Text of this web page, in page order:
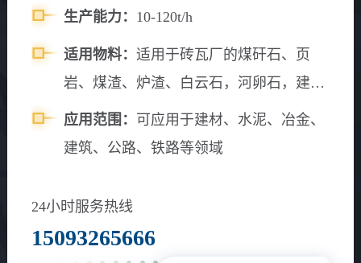
生产能力： 10-120t/h
适用物料： 适用于砖瓦厂的煤矸石、页
岩、煤渣、炉渣、白云石，河卵石，建筑
垃圾等物料粉碎
应用范围：
可应用于建材、水泥、冶金、
建筑、公路、铁路等领域
24小时服务热线
15093265666